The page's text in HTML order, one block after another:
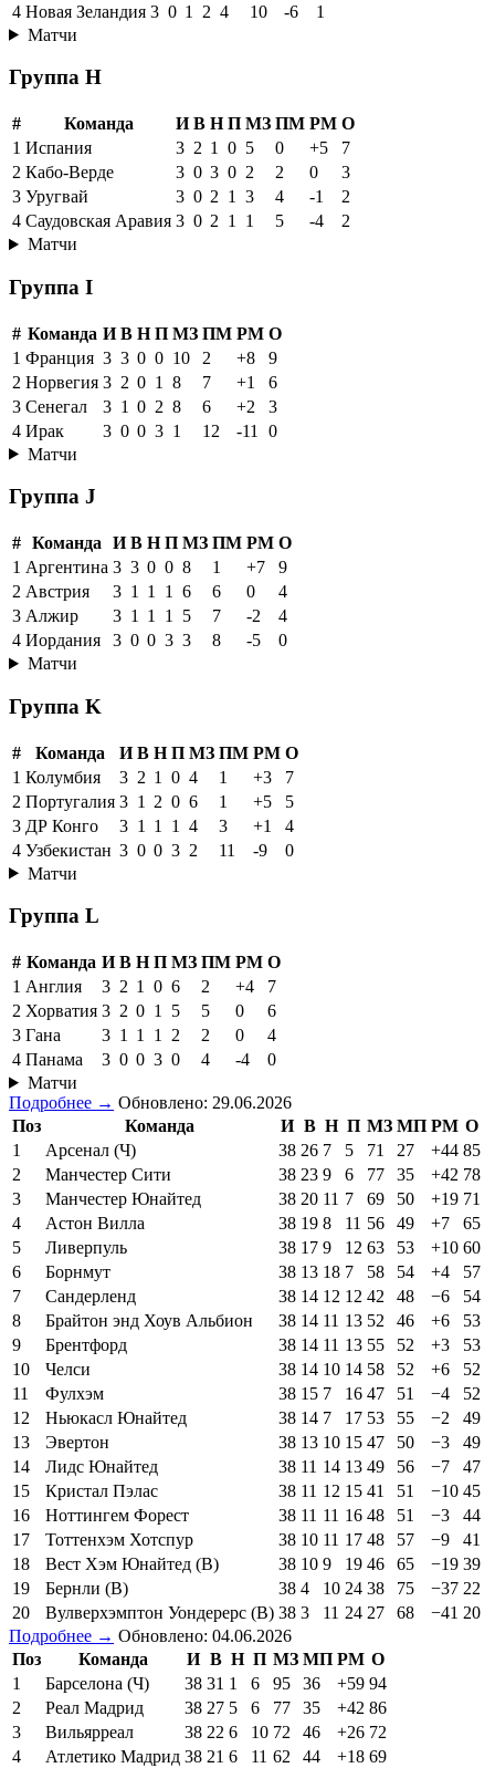
4 Новая Зеландия 3 0 1 2 4 10 -6
1
Матчи
Группа H
# Команда И В Н П МЗ ПМ РМ О
1 Испания 3 2 1 0 5 0 +5
7
2 Кабо-Верде 3 0 3 0 2 2 0
3
3 Уругвай 3 0 2 1 3 4 -1
2
4 Саудовская Аравия 3 0 2 1 1 5 -4
2
Матчи
Группа I
# Команда И В Н П МЗ ПМ РМ О
1 Франция 3 3 0 0 10 2 +8
9
2 Норвегия 3 2 0 1 8 7 +1
6
3 Сенегал 3 1 0 2 8 6 +2
3
4 Ирак 3 0 0 3 1 12 -11
0
Матчи
Группа J
# Команда И В Н П МЗ ПМ РМ О
1 Аргентина 3 3 0 0 8 1 +7
9
2 Австрия 3 1 1 1 6 6 0
4
3 Алжир 3 1 1 1 5 7 -2
4
4 Иордания 3 0 0 3 3 8 -5
0
Матчи
Группа K
# Команда И В Н П МЗ ПМ РМ О
1 Колумбия 3 2 1 0 4 1 +3
7
2 Португалия 3 1 2 0 6 1 +5
5
3 ДР Конго 3 1 1 1 4 3 +1
4
4 Узбекистан 3 0 0 3 2 11 -9
0
Матчи
Группа L
# Команда И В Н П МЗ ПМ РМ О
1 Англия 3 2 1 0 6 2 +4
7
2 Хорватия 3 2 0 1 5 5 0
6
3 Гана 3 1 1 1 2 2 0
4
4 Панама 3 0 0 3 0 4 -4
0
Матчи
Подробнее → Обновлено: 29.06.2026
Поз
Команда И В Н П МЗ МП РМ О
1
Арсенал (Ч) 38 26 7 5 71 27 +44 85
2
Манчестер Сити 38 23 9 6 77 35 +42 78
3
Манчестер Юнайтед 38 20 11 7 69 50 +19 71
4
Астон Вилла 38 19 8 11 56 49 +7
65
5
Ливерпуль 38 17 9 12 63 53 +10 60
6
Борнмут 38 13 18 7 58 54 +4
57
7
Сандерленд 38 14 12 12 42 48 −6
54
8
Брайтон энд Хоув Альбион 38 14 11 13 52 46 +6
53
9
Брентфорд 38 14 11 13 55 52 +3
53
10
Челси 38 14 10 14 58 52 +6
52
11
Фулхэм 38 15 7 16 47 51 −4
52
12
Ньюкасл Юнайтед 38 14 7 17 53 55 −2
49
13
Эвертон 38 13 10 15 47 50 −3
49
14
Лидс Юнайтед 38 11 14 13 49 56 −7
47
15
Кристал Пэлас 38 11 12 15 41 51 −10 45
16
Ноттингем Форест 38 11 11 16 48 51 −3
44
17
Тоттенхэм Хотспур 38 10 11 17 48 57 −9
41
18
Вест Хэм Юнайтед (В) 38 10 9 19 46 65 −19 39
19
Бернли (В) 38 4 10 24 38 75 −37 22
20
Вулверхэмптон Уондерерс (В) 38 3 11 24 27 68 −41 20
Подробнее → Обновлено: 04.06.2026
Поз
Команда И В Н П МЗ МП РМ О
1
Барселона (Ч) 38 31 1 6 95 36 +59 94
2
Реал Мадрид 38 27 5 6 77 35 +42 86
3
Вильярреал 38 22 6 10 72 46 +26 72
4
Атлетико Мадрид 38 21 6 11 62 44 +18 69